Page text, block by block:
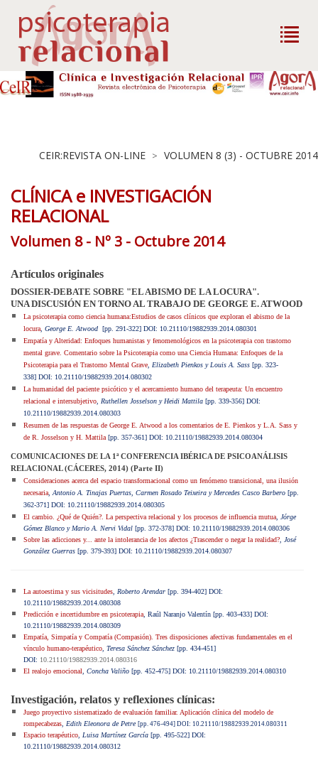
CEIR:REVISTA ON-LINE > VOLUMEN 8 (3) - OCTUBRE 2014
CLÍNICA e INVESTIGACIÓN
RELACIONAL
Volumen 8 - Nº 3 - Octubre 2014
Artículos originales
DOSSIER-DEBATE SOBRE "EL ABISMO DE LA LOCURA".
UNA DISCUSIÓN EN TORNO AL TRABAJO DE GEORGE E. ATWOOD
La psicoterapia como ciencia humana:Estudios de casos clínicos que exploran el abismo de la
locura , George E. Atwood [pp. 291-322] DOI: 10.21110/19882939.2014.080301
Empatía y Alteridad: Enfoques humanistas y fenomenológicos en la psicoterapia con trastorno
mental grave. Comentario sobre la Psicoterapia como una Ciencia Humana: Enfoques de la
Psicoterapia para el Trastorno Mental Grave
Elizabeth Pienkos y Louis A. Sass [pp. 323-
338] DOI: 10.21110/19882939.2014.080302
La humanidad del paciente psicótico y el acercamiento humano del terapeuta: Un encuentro
relacional e intersubjetivo
Ruthellen Josselson y Heidi Mattila [pp. 339-356] DOI:
10.21110/19882939.2014.080303
Resumen de las respuestas de George E. Atwood a los comentarios de E. Pienkos y L.A. Sass y
de R. Josselson y H. Mattila [pp. 357-361] DOI: 10.21110/19882939.2014.080304
COMUNICACIONES DE LA 1ª CONFERENCIA IBÉRICA DE PSICOANÁLISIS
RELACIONAL (CÁCERES, 2014) (Parte II)
Consideraciones acerca del espacio transformacional como un fenómeno transicional, una ilusión
necesaria Antonio A. Tinajas Puertas, Carmen Rosado Teixeira y Mercedes Casco Barbero [pp.
362-371] DOI: 10.21110/19882939.2014.080305
El cambio. ¿Qué de Quién?. La perspectiva relacional y los procesos de influencia mutua
Jórge
Gómez Blanco y Mario A. Nervi Vidal [pp. 372-378] DOI: 10.21110/19882939.2014.080306
Sobre las adicciones y... ante la intolerancia de los afectos ¿Trascender o negar la realidad?
José
González Guerras [pp. 379-393] DOI: 10.21110/19882939.2014.080307
La autoestima y sus vicisitudes Roberto Arendar [pp. 394-402] DOI:
10.21110/19882939.2014.080308
Predicción e incertidumbre en psicoterapia , Raúl Naranjo Valentín [pp. 403-433] DOI:
10.21110/19882939.2014.080309
Empatía, Simpatía y Compatía (Compasión). Tres disposiciones afectivas fundamentales en el
vínculo humano-terapéutico Teresa Sánchez Sánchez [pp. 434-451]
DOI: 10.21110/19882939.2014.080316
El realojo emocional
Concha Valiño [pp. 452-475] DOI: 10.21110/19882939.2014.080310
Investigación, relatos y reflexiones clínicas:
Juego proyectivo sistematizado de evaluación familiar. Aplicación clínica del modelo de
rompecabezas
Edith Eleonora de Petre [pp. 476-494] DOI: 10.21110/19882939.2014.080311
Espacio terapéutico Luisa Martínez García [pp. 495-522] DOI:
10.21110/19882939.2014.080312